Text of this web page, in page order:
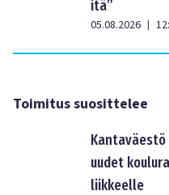
itä”
05.08.2026 |
Toimitus suosittelee
uudet
liikkeelle